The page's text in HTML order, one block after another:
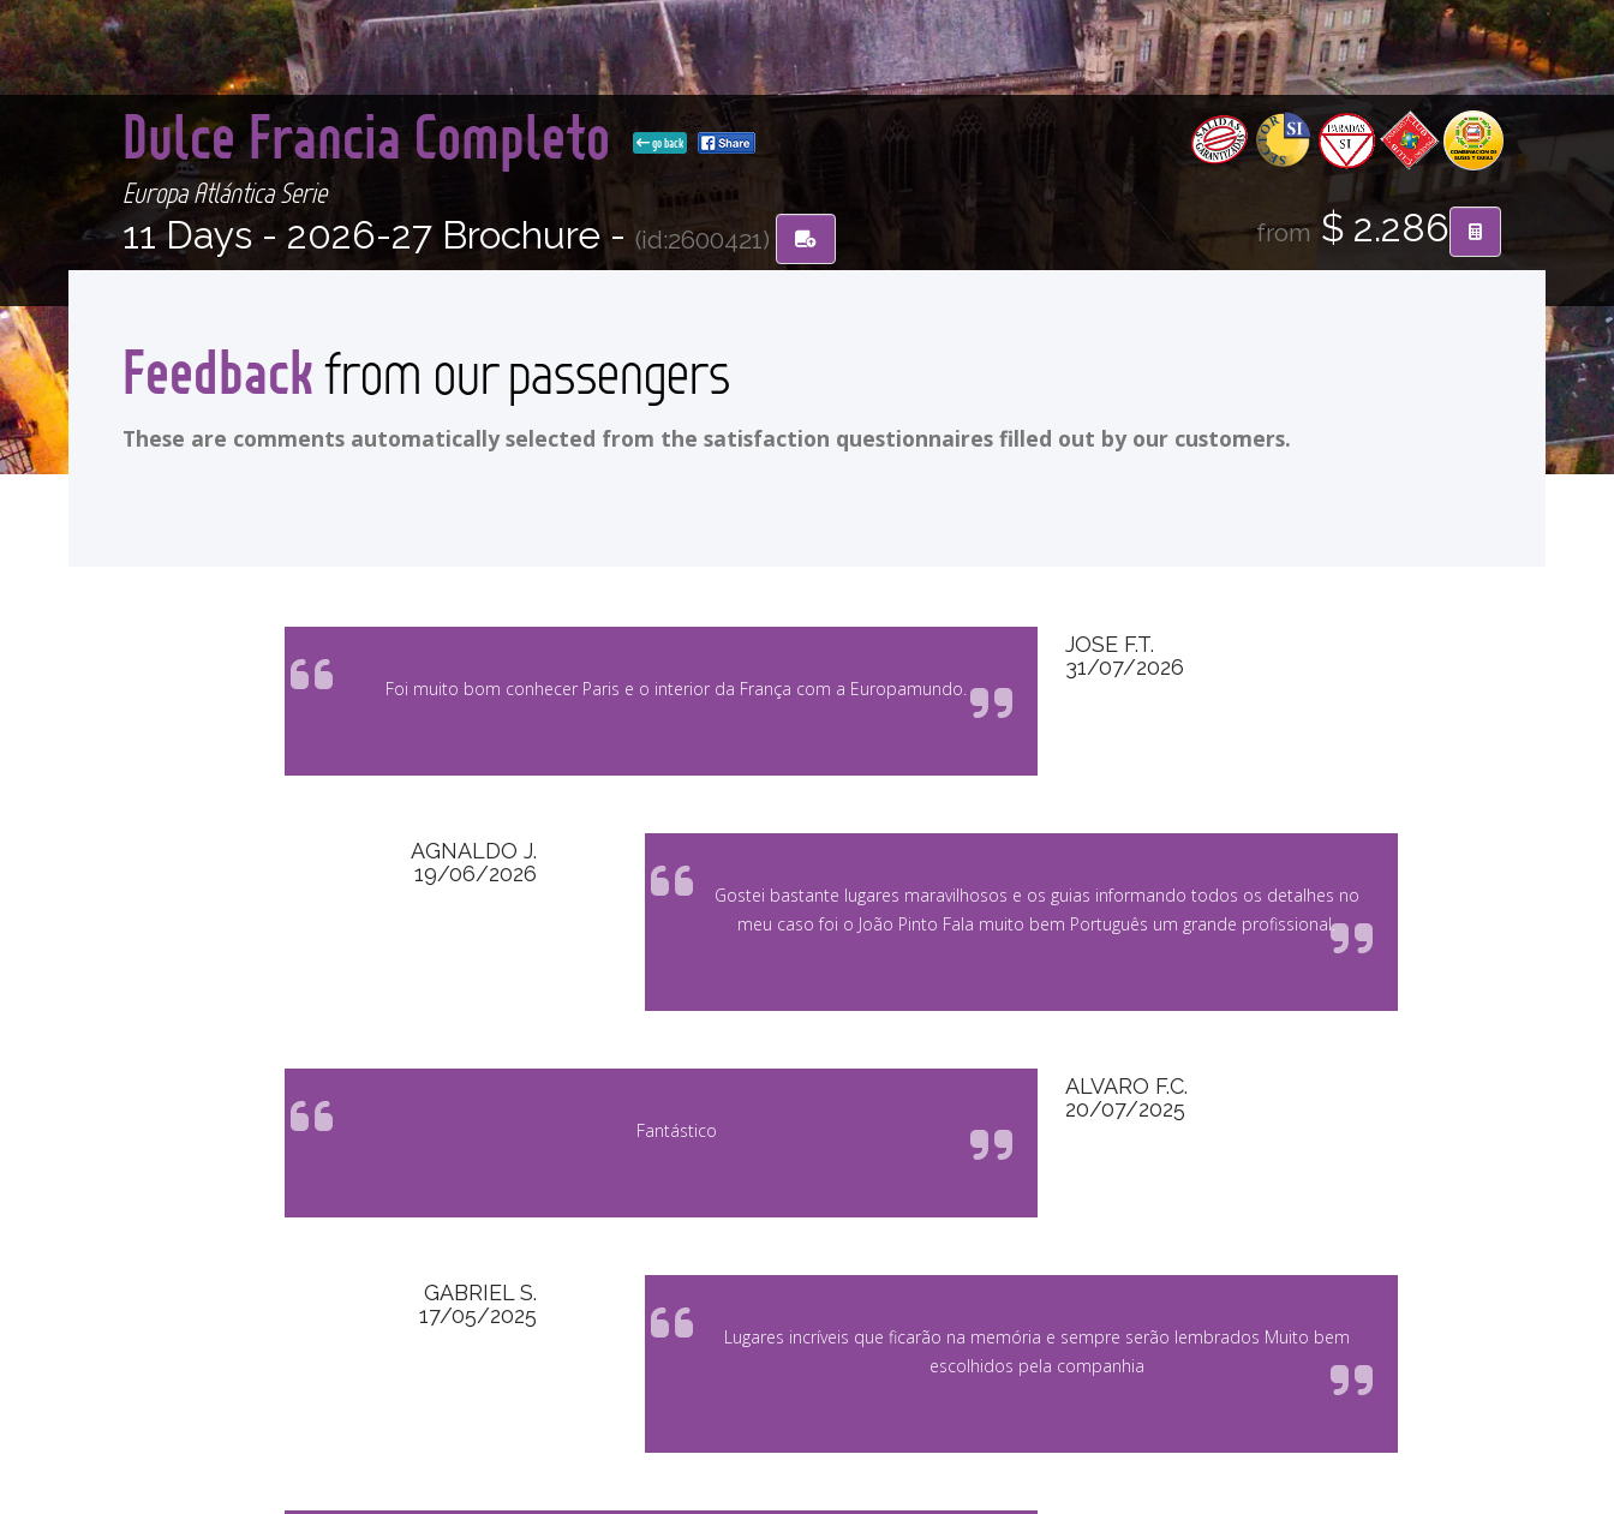
Dulce Francia Completo go back
Europa Atlántica Serie
11 Days -2026-27 Brochure - (id:2600421) from $ 2.286
Feedbackfrom our passengers
These are comments automatically selected from the satisfaction questionnaires filled out by our customers.
Foi muito bom conhecer Paris e o interior da França com a Europamundo.
JOSE F.T.
31/07/2026
AGNALDO J.
19/06/2026
Gostei bastante lugares maravilhosos e os guias informando todos os detalhes no
meu caso foi o João Pinto Fala muito bem Português um grande profissional.
Fantástico
ALVARO F.C.
20/07/2025
GABRIEL S.
17/05/2025
Lugares incríveis que ficarão na memória e sempre serão lembrados Muito bem
escolhidos pela companhia